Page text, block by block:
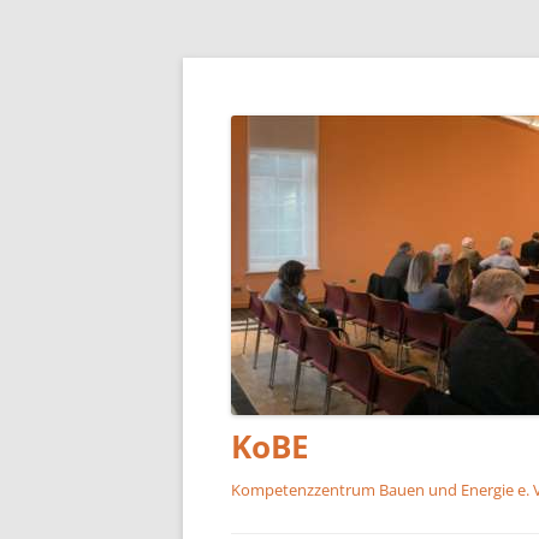
KoBE
Kompetenzzentrum Bauen und Energie e.